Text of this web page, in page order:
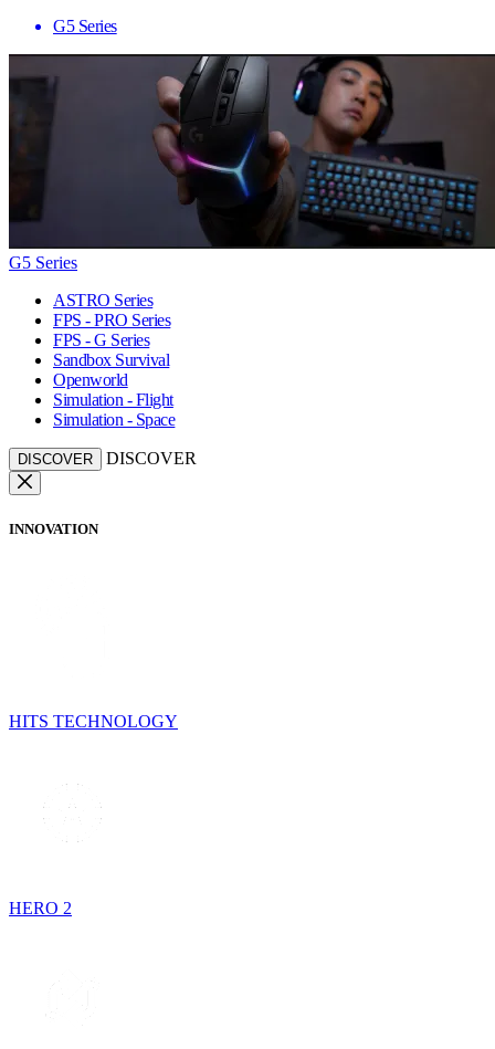
G5 Series
G5 Series
ASTRO Series
FPS - PRO Series
FPS - G Series
Sandbox Survival
Openworld
Simulation - Flight
Simulation - Space
DISCOVER DISCOVER
INNOVATION
HITS TECHNOLOGY
HERO 2